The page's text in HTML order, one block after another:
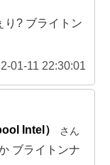
り? ブライトン
01-11 22:30:01
Intel） さん
ブライトンナ